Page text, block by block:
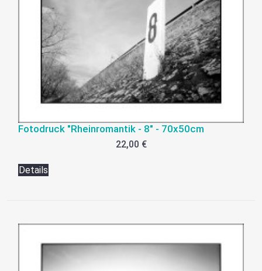
Fotodruck "Rheinromantik - 8" - 70x50cm
22,00 €
Details